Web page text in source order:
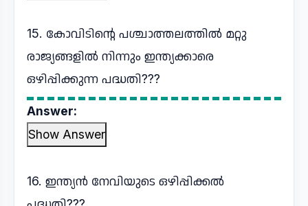
15. കോവിടിന്റെ പശ്ചാത്തലത്തിൽ മറ്റു
രാജ്യങ്ങളിൽ നിന്നും ഇന്ത്യക്കാരെ
ഒഴിപ്പിക്കുന്ന പദ്ധതി???
Answer:
Show Answer
16. ഇന്ത്യൻ നേവിയുടെ ഒഴിപ്പിക്കൽ